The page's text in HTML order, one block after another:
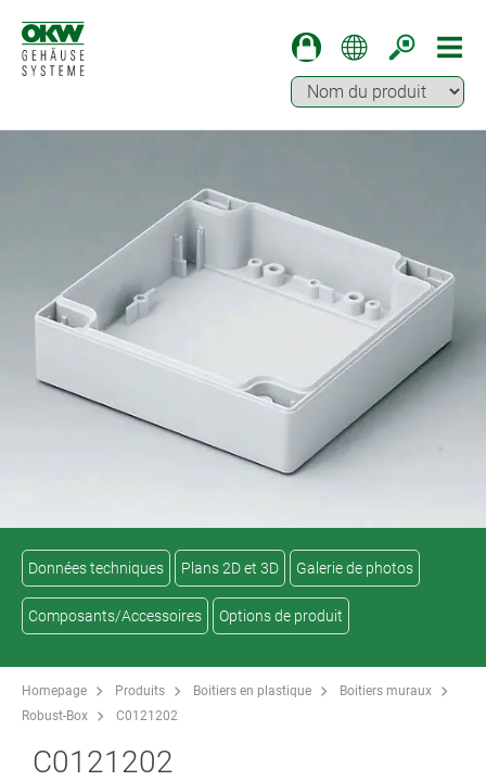
Données techniques Plans 2D et 3D Galerie de photos
Composants/Accessoires Options de produit
Homepage Produits Boitiers en plastique
Boitiers muraux
Robust-Box
C0121202
C0121202